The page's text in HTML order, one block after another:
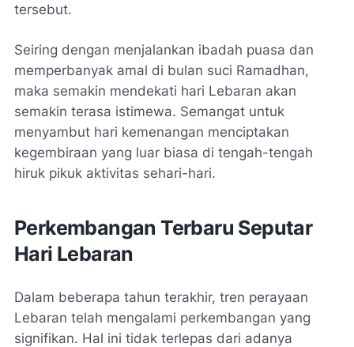
tersebut.
Seiring dengan menjalankan ibadah puasa dan
memperbanyak amal di bulan suci Ramadhan,
maka semakin mendekati hari Lebaran akan
semakin terasa istimewa. Semangat untuk
menyambut hari kemenangan menciptakan
kegembiraan yang luar biasa di tengah-tengah
hiruk pikuk aktivitas sehari-hari.
Perkembangan Terbaru Seputar
Hari Lebaran
Dalam beberapa tahun terakhir, tren perayaan
Lebaran telah mengalami perkembangan yang
signifikan. Hal ini tidak terlepas dari adanya